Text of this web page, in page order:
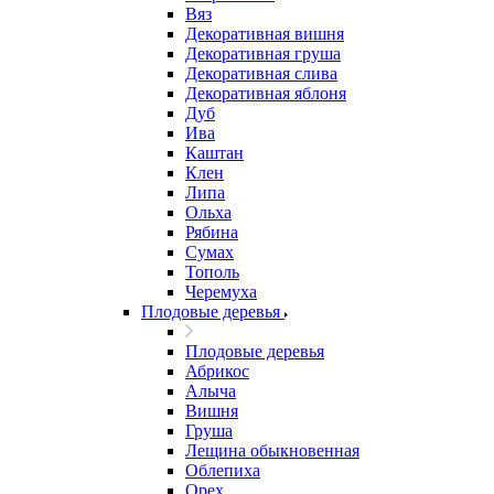
Вяз
Декоративная вишня
Декоративная груша
Декоративная слива
Декоративная яблоня
Дуб
Ива
Каштан
Клен
Липа
Ольха
Рябина
Сумах
Тополь
Черемуха
Плодовые деревья
Плодовые деревья
Абрикос
Алыча
Вишня
Груша
Лещина обыкновенная
Облепиха
Орех